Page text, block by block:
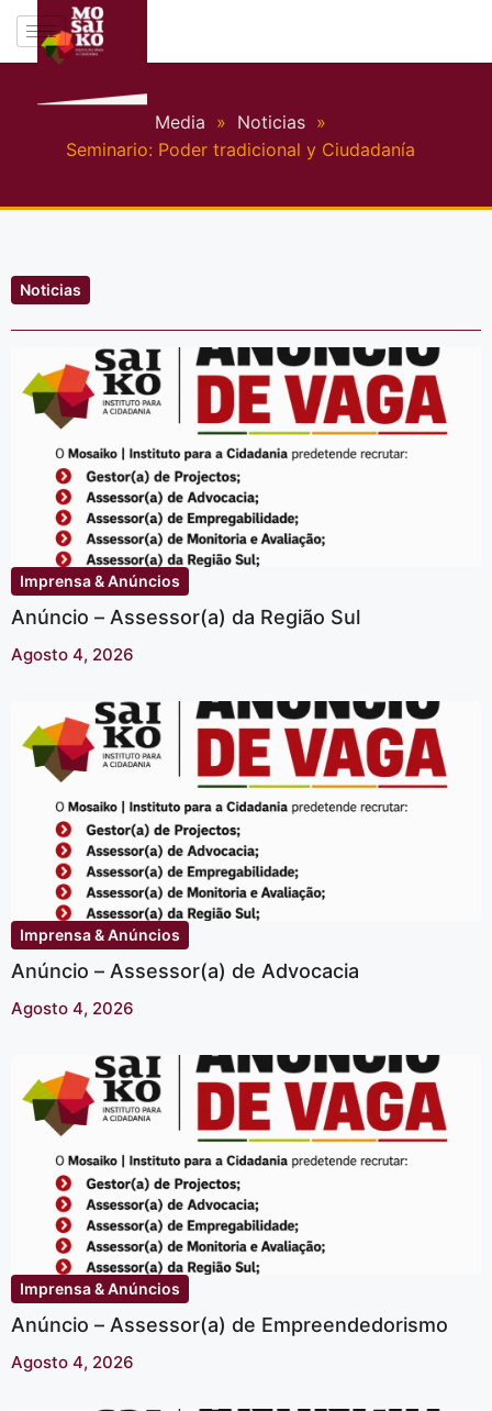
Media » Noticias »
Seminario: Poder tradicional y Ciudadaní­a
Noticias
Imprensa & Anúncios
Anúncio – Assessor(a) da Região Sul
Agosto 4, 2026
Imprensa & Anúncios
Anúncio – Assessor(a) de Advocacia
Agosto 4, 2026
Imprensa & Anúncios
Anúncio – Assessor(a) de Empreendedorismo
Agosto 4, 2026